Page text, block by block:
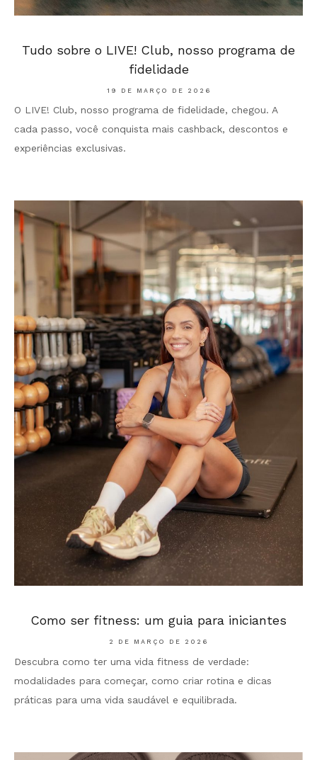
Tudo sobre o LIVE! Club, nosso programa de
fidelidade
19 DE MARÇO DE 2026
O LIVE! Club, nosso programa de fidelidade, chegou. A
cada passo, você conquista mais cashback, descontos e
experiências exclusivas.
Como ser fitness: um guia para iniciantes
2 DE MARÇO DE 2026
Descubra como ter uma vida fitness de verdade:
modalidades para começar, como criar rotina e dicas
práticas para uma vida saudável e equilibrada.